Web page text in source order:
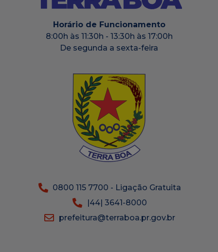
Horário de Funcionamento
8:00h às 11:30h - 13:30h às 17:00h
De segunda a sexta-feira
0800 115 7700 - Ligação Gratuita
|44| 3641-8000
prefeitura@terraboa.pr.gov.br